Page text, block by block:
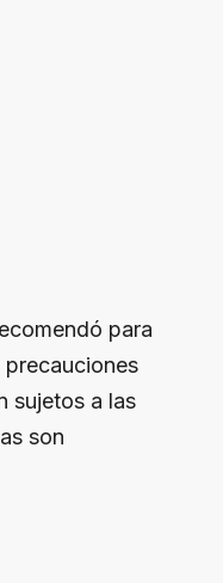
para
sujetos a las
son